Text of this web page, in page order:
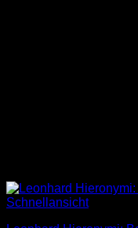
Schnellansicht